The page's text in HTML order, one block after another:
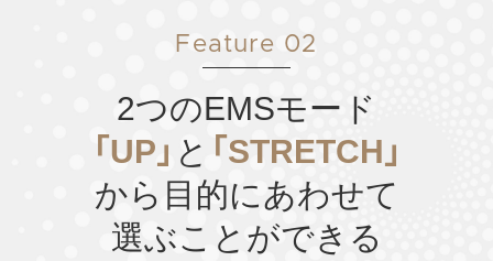
Feature 02
2つのEMSモード
「UP」 と 「STRETCH」
から目的にあわせて
選ぶことができる